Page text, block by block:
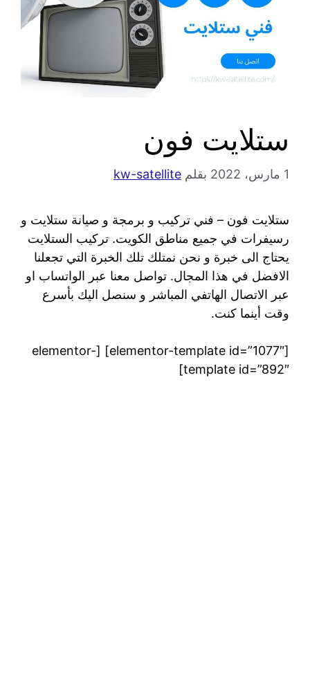
ستلايت فون
1 مارس، 2022 بقلم kw-satellite
ستلايت فون – فني تركيب و برمجة و صيانة ستلايت و
رسيفرات في جميع مناطق الكويت. تركيب الستلايت
يحتاج الى خبرة و نحن نمتلك تلك الخبرة التي تجعلنا
الافضل في هذا المجال. تواصل معنا عبر الواتساب او
عبر الاتصال الهاتفي المباشر و سنصل اليك بأسرع
وقت أينما كنت.
[elementor-template id=”1077″] [elementor-
template id=”892″]